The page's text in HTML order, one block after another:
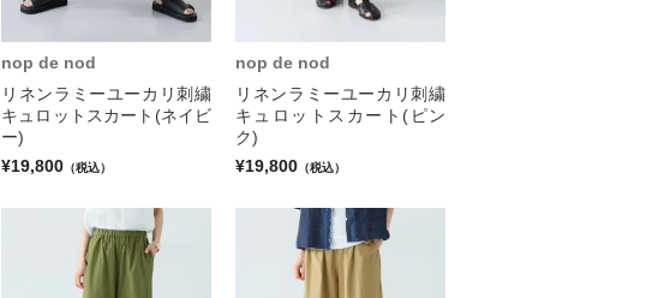
nop de nod
リネンラミーユーカリ刺繍
キュロットスカート(ネイビ
ー)
¥19,800 （税込）
nop de nod
リネンラミーユーカリ刺繍
キュロットスカート(ピン
ク)
¥19,800 （税込）